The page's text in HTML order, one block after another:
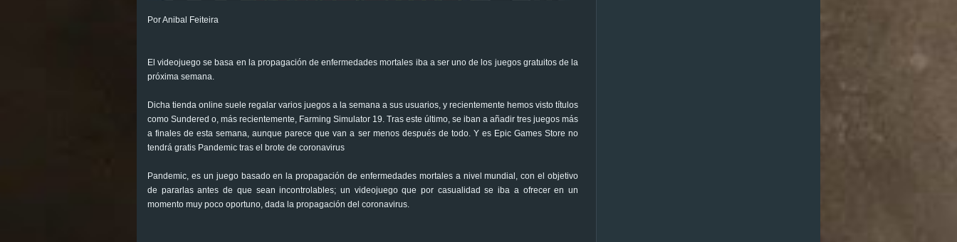
Por Anibal Feiteira
El videojuego se basa en la propagación de enfermedades mortales iba a ser uno de los juegos gratuitos de la
próxima semana.
Dicha tienda online suele regalar varios juegos a la semana a sus usuarios, y recientemente hemos visto títulos
como Sundered o, más recientemente, Farming Simulator 19. Tras este último, se iban a añadir tres juegos más
a finales de esta semana, aunque parece que van a ser menos después de todo. Y es Epic Games Store no
tendrá gratis Pandemic tras el brote de coronavirus
Pandemic, es un juego basado en la propagación de enfermedades mortales a nivel mundial, con el objetivo
de pararlas antes de que sean incontrolables; un videojuego que por casualidad se iba a ofrecer en un
momento muy poco oportuno, dada la propagación del coronavirus.